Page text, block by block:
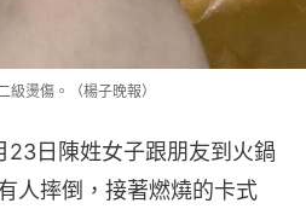
燙傷。（楊子晚報）
23日陳姓女子跟朋友到火鍋
人摔倒，接著燃燒的卡式